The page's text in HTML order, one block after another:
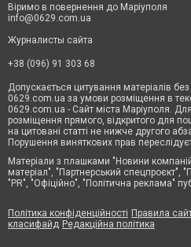
Віримо в повернення до Маріуполя
info@0629.com.ua
Журналисты сайта
+38 (096) 91 303 68
Допускається цитування матеріалів
0629.com.ua за умови розміщення в
0629.com.ua - Сайт міста Маріуполя.
розміщення прямого, відкритого для
на цитовані статті не нижче другого
Порушення виняткових прав
Матеріали з плашками "Новини
матеріал", "Партнерський спецпроєкт",
"PR", "Офіційно", "Політична реклама"
Політика конфіденційності Правила
класифайд Редакційна політика